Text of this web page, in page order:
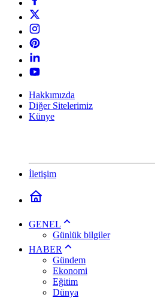
Hakkımızda
Diğer Sitelerimiz
Künye
İletişim
GENEL
Günlük bilgiler
HABER
Gündem
Ekonomi
Eğitim
Dünya